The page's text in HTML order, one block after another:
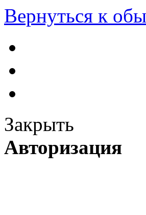
Вернуться к
Закрыть
Авторизация